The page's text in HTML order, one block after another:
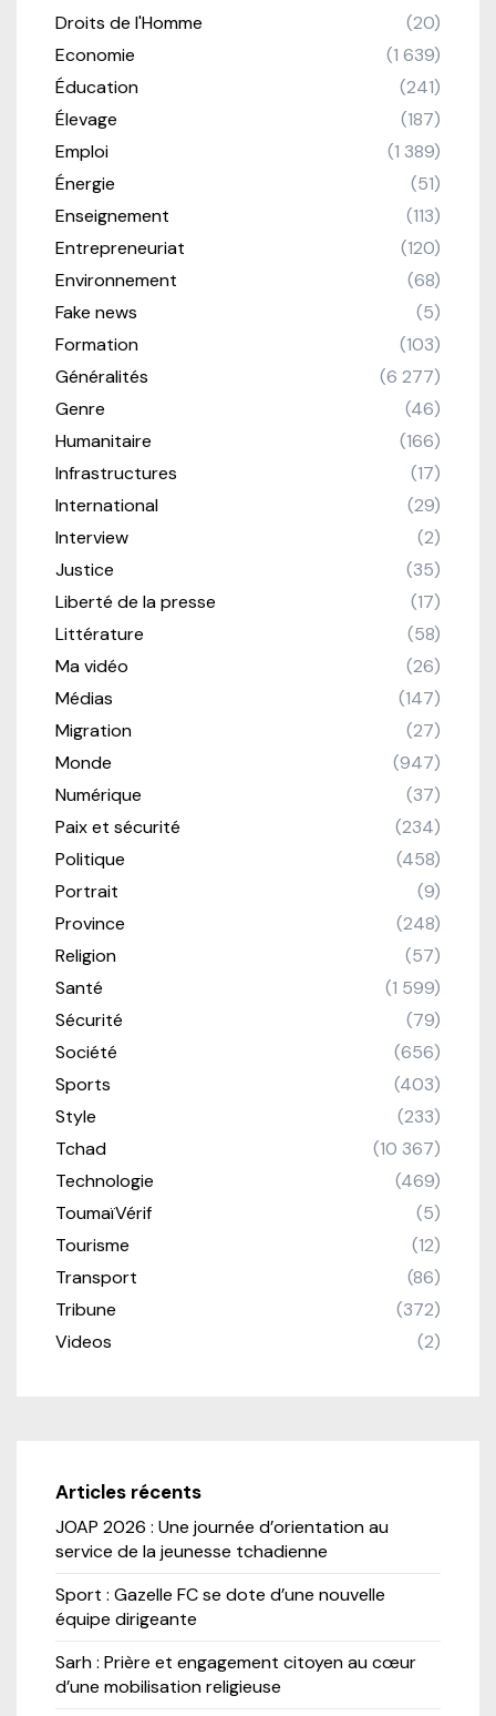
Droits de l'Homme
(20)
Economie
(1 639)
Éducation
(241)
Élevage
(187)
Emploi
(1 389)
Énergie
(51)
Enseignement
(113)
Entrepreneuriat
(120)
Environnement
(68)
Fake news
(5)
Formation
(103)
Généralités
(6 277)
Genre
(46)
Humanitaire
(166)
Infrastructures
(17)
International
(29)
Interview
(2)
Justice
(35)
Liberté de la presse
(17)
Littérature
(58)
Ma vidéo
(26)
Médias
(147)
Migration
(27)
Monde
(947)
Numérique
(37)
Paix et sécurité
(234)
Politique
(458)
Portrait
(9)
Province
(248)
Religion
(57)
Santé
(1 599)
Sécurité
(79)
Société
(656)
Sports
(403)
Style
(233)
Tchad
(10 367)
Technologie
(469)
ToumaïVérif
(5)
Tourisme
(12)
Transport
(86)
Tribune
(372)
Videos
(2)
Articles récents
JOAP 2026 : Une journée d’orientation au
service de la jeunesse tchadienne
Sport : Gazelle FC se dote d’une nouvelle
équipe dirigeante
Sarh : Prière et engagement citoyen au cœur
d’une mobilisation religieuse